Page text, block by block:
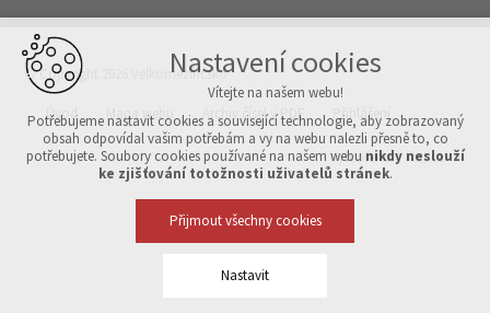
© Copyright 2026 Velkomeziříčsko
Úvod Mapa webu Archiv čísel v PDF Přihlášení
Vytvořeno v xart.cz
Nastavení cookies
Vítejte na našem webu!
Potřebujeme nastavit cookies a související technologie, aby zobrazovaný
obsah odpovídal vašim potřebám a vy na webu nalezli přesně to, co
potřebujete. Soubory cookies používané na našem webu nikdy neslouží
ke zjišťování totožnosti uživatelů stránek.
Přijmout všechny cookies
Nastavit